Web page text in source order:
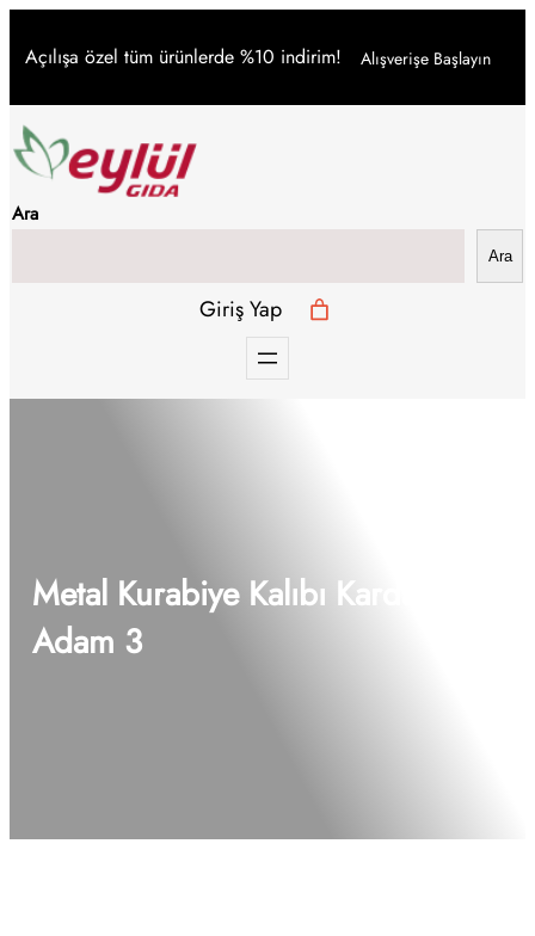
geç
Açılışa özel tüm ürünlerde %10 indirim! Alışverişe Başlayın
Ara
Ara
Giriş Yap
Metal Kurabiye Kalıbı Kardan
Adam 3